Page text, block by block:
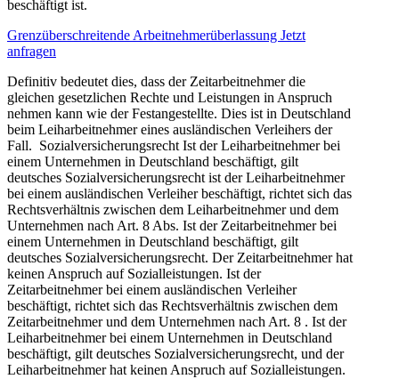
beschäftigt ist.
Grenzüberschreitende Arbeitnehmerüberlassung Jetzt
anfragen
Definitiv bedeutet dies, dass der Zeitarbeitnehmer die
gleichen gesetzlichen Rechte und Leistungen in Anspruch
nehmen kann wie der Festangestellte. Dies ist in Deutschland
beim Leiharbeitnehmer eines ausländischen Verleihers der
Fall. Sozialversicherungsrecht Ist der Leiharbeitnehmer bei
einem Unternehmen in Deutschland beschäftigt, gilt
deutsches Sozialversicherungsrecht ist der Leiharbeitnehmer
bei einem ausländischen Verleiher beschäftigt, richtet sich das
Rechtsverhältnis zwischen dem Leiharbeitnehmer und dem
Unternehmen nach Art. 8 Abs. Ist der Zeitarbeitnehmer bei
einem Unternehmen in Deutschland beschäftigt, gilt
deutsches Sozialversicherungsrecht. Der Zeitarbeitnehmer hat
keinen Anspruch auf Sozialleistungen. Ist der
Zeitarbeitnehmer bei einem ausländischen Verleiher
beschäftigt, richtet sich das Rechtsverhältnis zwischen dem
Zeitarbeitnehmer und dem Unternehmen nach Art. 8 . Ist der
Leiharbeitnehmer bei einem Unternehmen in Deutschland
beschäftigt, gilt deutsches Sozialversicherungsrecht, und der
Leiharbeitnehmer hat keinen Anspruch auf Sozialleistungen.